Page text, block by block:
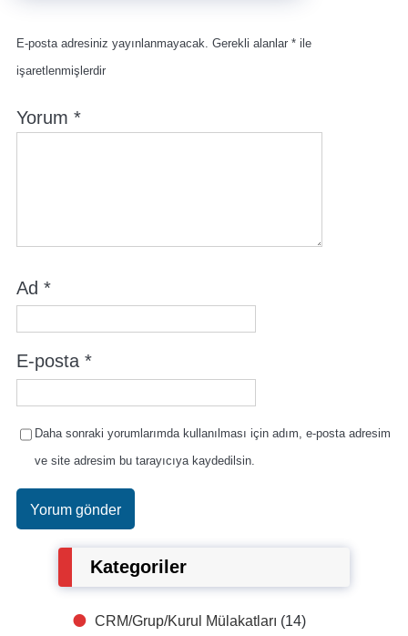
E-posta adresiniz yayınlanmayacak. Gerekli alanlar * ile
işaretlenmişlerdir
Yorum *
Ad *
E-posta *
Daha sonraki yorumlarımda kullanılması için adım, e-posta adresim
ve site adresim bu tarayıcıya kaydedilsin.
Kategoriler
CRM/Grup/Kurul Mülakatları (14)